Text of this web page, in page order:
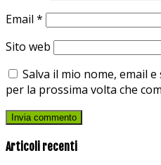
Email *
Sito web
Salva il mio nome, email
per la prossima volta che
Articoli recenti